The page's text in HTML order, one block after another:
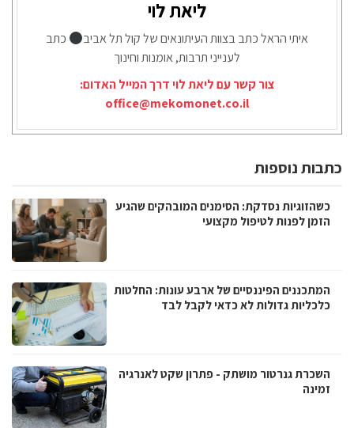
ליאת לוי
איתי הראל כתב בצוות העיתונאים של קול תל אביב
כתב
לענייני תרבות, אומנות וחינוך
צור קשר עם ליאת לוי דרך המייל האדום:
office@mekomonet.co.il
כתבות נוספות
כשהזוגיות נסדקת: הסימנים המובהקים שהגיע
הזמן לפנות לטיפול מקצועי
המתכננים הפיננסיים של ארבע עונות: החלטות
כלכליות גדולות לא כדאי לקבל לבד
השכרת גנרטור מושתק - פתרון שקט לאנרגיה
זמינה